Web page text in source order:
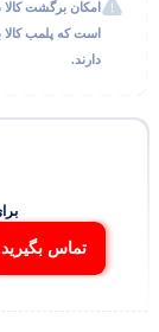
امکان برگشت
است که پلمب
دارند.
تماس بگیرید